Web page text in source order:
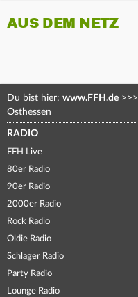
AUS DEM NETZ
Du bist hier: www.FFH.de >>>
Osthessen
RADIO
FFH Live
80er Radio
90er Radio
2000er Radio
Rock Radio
Oldie Radio
Schlager Radio
Party Radio
Lounge Radio